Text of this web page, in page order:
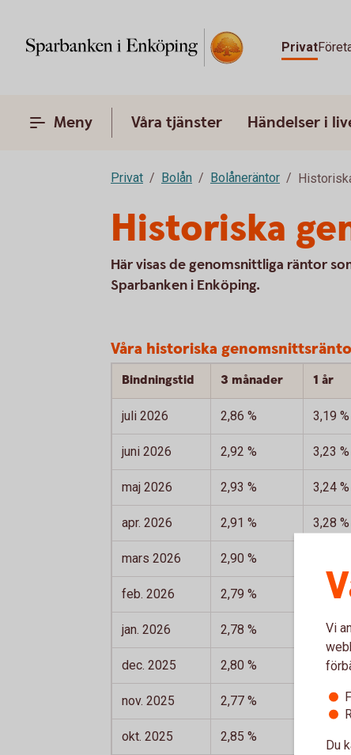
Privat
Meny Våra tjänster Händelser i
Privat Bolån Bolåneräntor
Historiska
Här visas de genomsnittliga räntor
Sparbanken i Enköping.
Våra historiska
Bindningstid 3 månader 1 år
juli 2026 2,86 % 3,19 %
juni 2026 2,92 % 3,23 %
maj 2026 2,93 % 3,24 %
apr. 2026 2,91 % 3,28 %
mars 2026 2,90 %
feb. 2026 2,79 % 2,91 %
jan. 2026 2,78 % 3,04 %
dec. 2025 2,80 % 2,91 %
nov. 2025 2,77 % 3,01 %
okt. 2025 2,85 % 3,02 %
Vi
Du